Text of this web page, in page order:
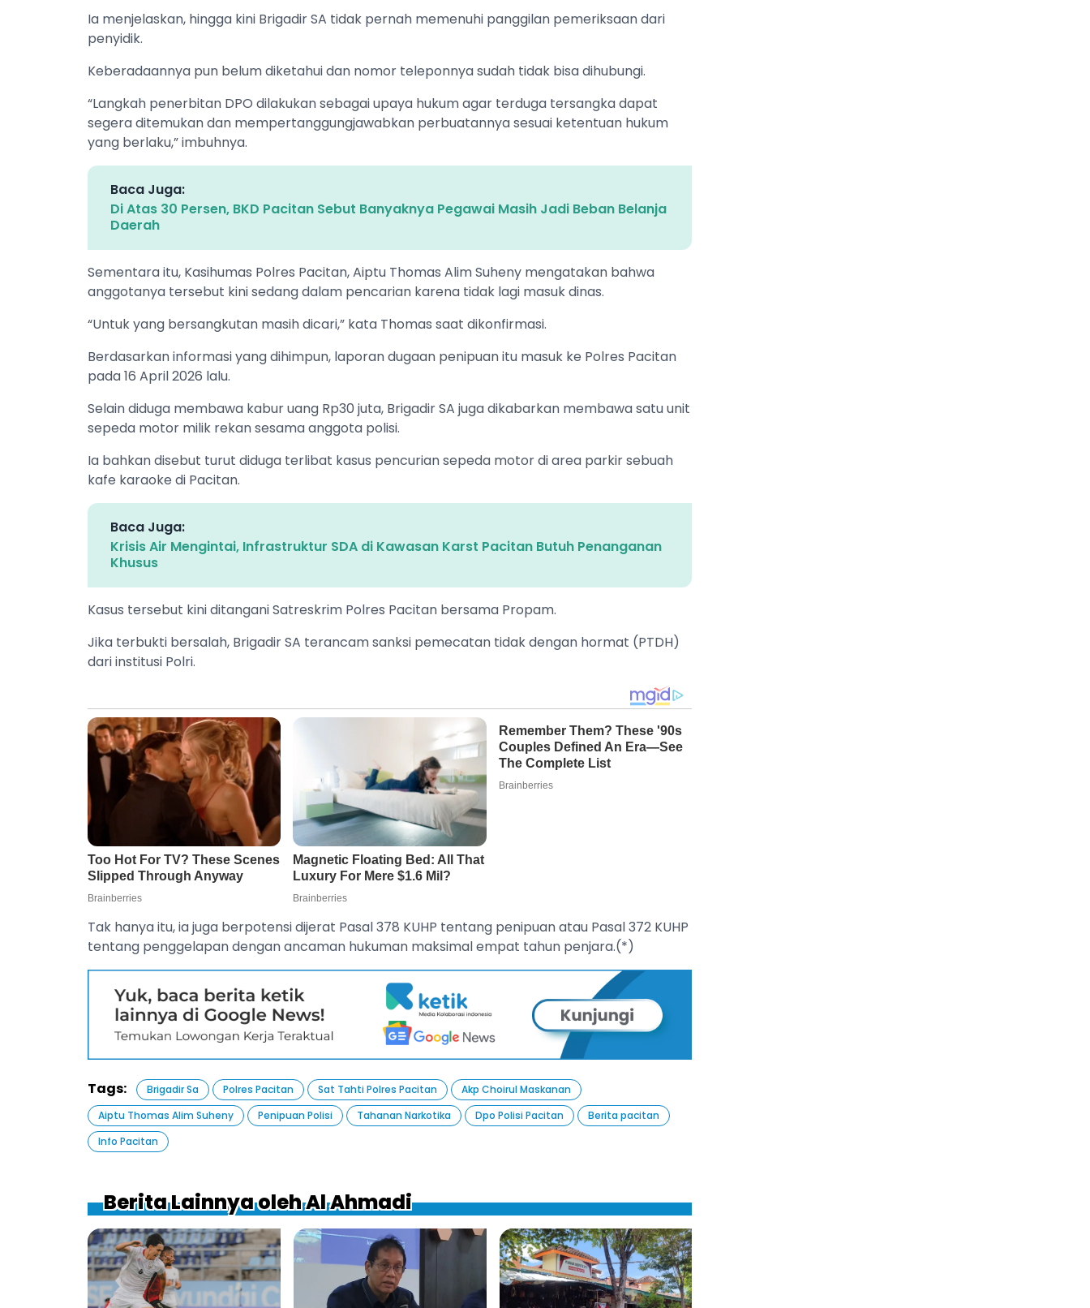
Ia menjelaskan, hingga kini Brigadir SA tidak pernah memenuhi panggilan pemeriksaan dari
penyidik.
Keberadaannya pun belum diketahui dan nomor teleponnya sudah tidak bisa dihubungi.
“Langkah penerbitan DPO dilakukan sebagai upaya hukum agar terduga tersangka dapat
segera ditemukan dan mempertanggungjawabkan perbuatannya sesuai ketentuan hukum
yang berlaku,” imbuhnya.
Baca Juga:
Di Atas 30 Persen, BKD Pacitan Sebut Banyaknya Pegawai Masih Jadi Beban Belanja
Daerah
Sementara itu, Kasihumas Polres Pacitan, Aiptu Thomas Alim Suheny mengatakan bahwa
anggotanya tersebut kini sedang dalam pencarian karena tidak lagi masuk dinas.
“Untuk yang bersangkutan masih dicari,” kata Thomas saat dikonfirmasi.
Berdasarkan informasi yang dihimpun, laporan dugaan penipuan itu masuk ke Polres Pacitan
pada 16 April 2026 lalu.
Selain diduga membawa kabur uang Rp30 juta, Brigadir SA juga dikabarkan membawa satu unit
sepeda motor milik rekan sesama anggota polisi.
Ia bahkan disebut turut diduga terlibat kasus pencurian sepeda motor di area parkir sebuah
kafe karaoke di Pacitan.
Baca Juga:
Krisis Air Mengintai, Infrastruktur SDA di Kawasan Karst Pacitan Butuh Penanganan
Khusus
Kasus tersebut kini ditangani Satreskrim Polres Pacitan bersama Propam.
Jika terbukti bersalah, Brigadir SA terancam sanksi pemecatan tidak dengan hormat (PTDH)
dari institusi Polri.
Tak hanya itu, ia juga berpotensi dijerat Pasal 378 KUHP tentang penipuan atau Pasal 372 KUHP
tentang penggelapan dengan ancaman hukuman maksimal empat tahun penjara.(*)
Tags: Brigadir Sa Polres Pacitan Sat Tahti Polres Pacitan
Akp Choirul Maskanan
Aiptu Thomas Alim Suheny
Penipuan Polisi Tahanan Narkotika Dpo Polisi Pacitan
Berita pacitan
Info Pacitan
Berita Lainnya oleh Al Ahmadi